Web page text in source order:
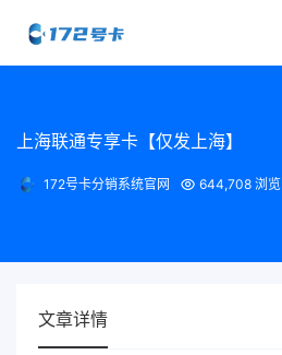
上海联通专享卡【仅发上海】
172号卡分销系统官网 644,708 浏览
文章详情